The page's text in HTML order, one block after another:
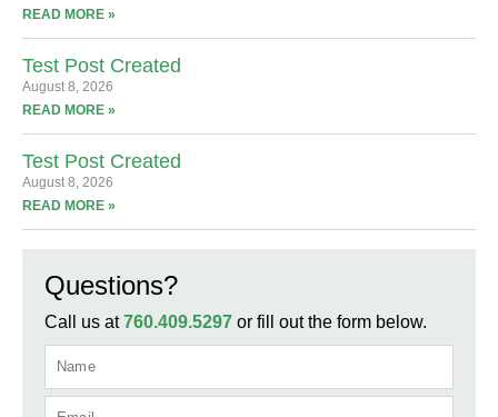
READ MORE »
Test Post Created
August 8, 2026
READ MORE »
Test Post Created
August 8, 2026
READ MORE »
Questions?
Call us at760.409.5297 or fill out the form below.